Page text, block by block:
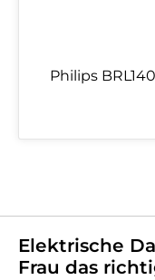
Philips
Elektrische
Frau das